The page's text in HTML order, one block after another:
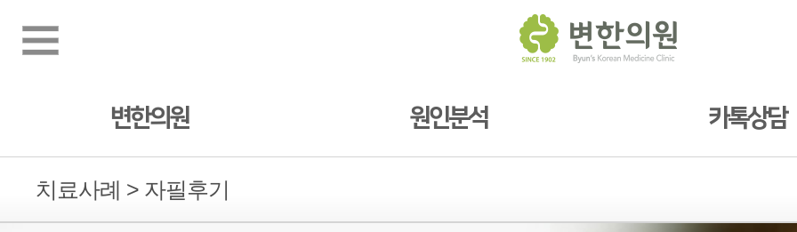
변한의원 원인분석 카톡상담
치료사례 > 자필후기